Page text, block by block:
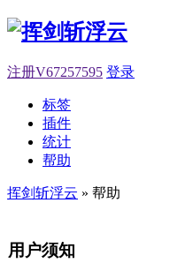
注册V67257595 登录
标签
插件
统计
帮助
挥剑斩浮云 » 帮助
用户须知